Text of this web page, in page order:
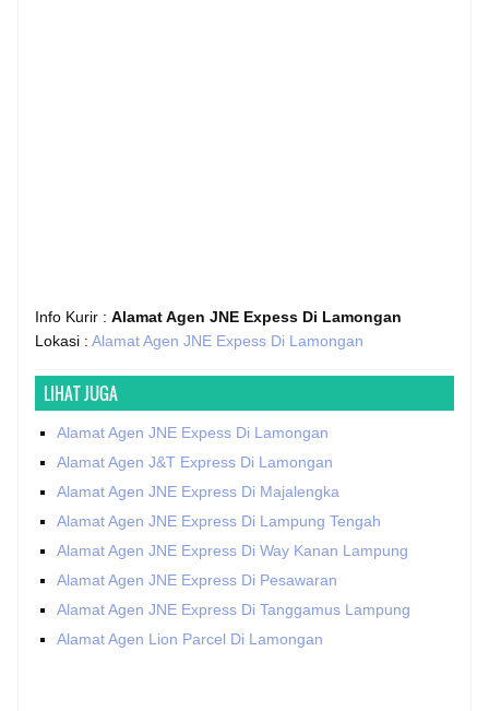
Info Kurir : Alamat Agen JNE Expess Di Lamongan
Lokasi : Alamat Agen JNE Expess Di Lamongan
LIHAT JUGA
Alamat Agen JNE Expess Di Lamongan
Alamat Agen J&T Express Di Lamongan
Alamat Agen JNE Express Di Majalengka
Alamat Agen JNE Express Di Lampung Tengah
Alamat Agen JNE Express Di Way Kanan Lampung
Alamat Agen JNE Express Di Pesawaran
Alamat Agen JNE Express Di Tanggamus Lampung
Alamat Agen Lion Parcel Di Lamongan